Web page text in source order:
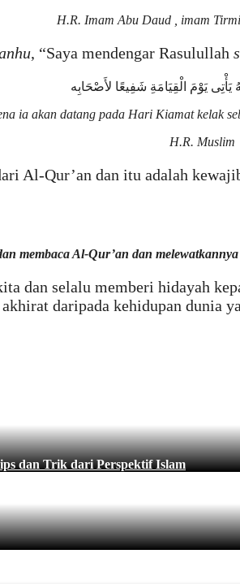
H.R. Imam Abu Daud , imam
, “Saya mendengar Rasulullah
ia akan datang pada Hari Kiamat kelak
H.R. Muslim
Al-Qur’an dan itu adalah
membaca Al-Qur’an dan
dan selalu memberi hidayah
daripada kehidupan dunia
dan Trik dari Perspektif Islam